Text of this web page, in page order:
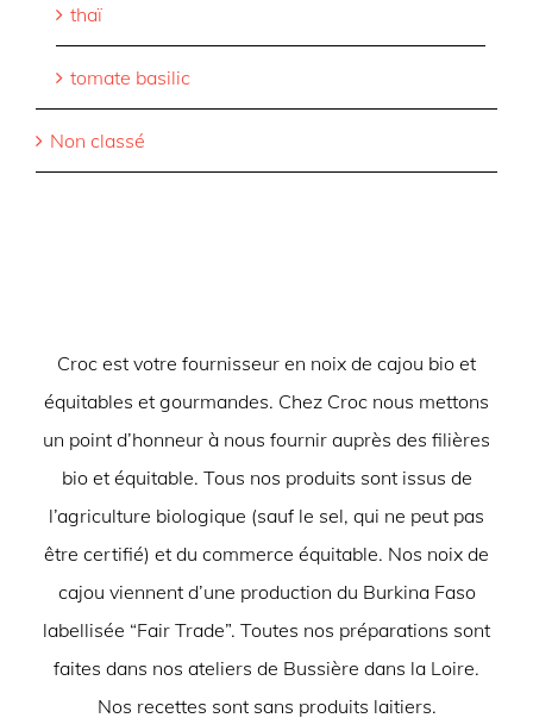
thaï
tomate basilic
Non classé
Croc est votre fournisseur en noix de cajou bio et
équitables et gourmandes. Chez Croc nous mettons
un point d’honneur à nous fournir auprès des filières
bio et équitable. Tous nos produits sont issus de
l’agriculture biologique (sauf le sel, qui ne peut pas
être certifié) et du commerce équitable. Nos noix de
cajou viennent d’une production du Burkina Faso
labellisée “Fair Trade”. Toutes nos préparations sont
faites dans nos ateliers de Bussière dans la Loire.
Nos recettes sont sans produits laitiers.